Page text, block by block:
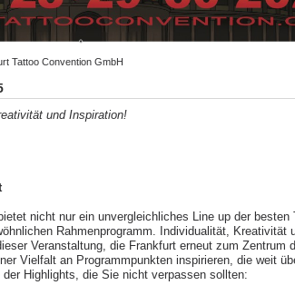
Tattoo Convention GmbH
und Inspiration!
nicht nur ein unvergleichliches Line up der besten
Rahmenprogramm. Individualität, Kreativität
Veranstaltung, die Frankfurt erneut zum Zentrum
Vielfalt an Programmpunkten inspirieren, die weit
Highlights, die Sie nicht verpassen sollten: